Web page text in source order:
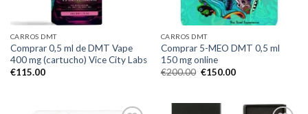
CARROS DMT
Comprar 0,5 ml de DMT Vape
400 mg (cartucho) Vice City Labs
€115.00
CARROS DMT
Comprar 5-MEO DMT 0,5 ml
150 mg online
€200.00 El
€200.00.
€150.00El
€150.00.